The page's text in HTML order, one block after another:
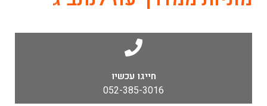
חייגו עכשיו
052-385-3016